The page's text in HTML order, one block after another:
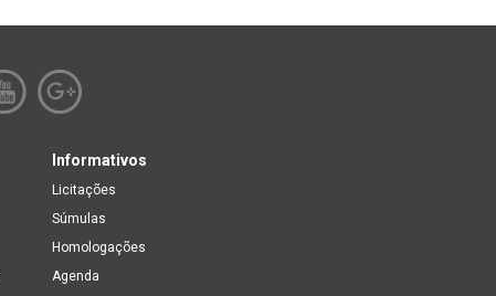
Informativos
Licitações
Súmulas
Homologações
Agenda